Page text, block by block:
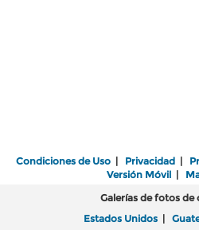
Condiciones de Uso | Privacidad |
Versión Móvil|
Galerías de fotos de
Estados Unidos |